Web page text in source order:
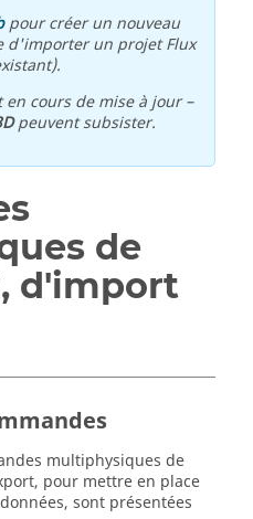
pour créer un nouveau
d'importer un projet Flux
cours de mise à jour –
peuvent subsister.
de
d'import
multiphysiques de
pour mettre en place
sont présentées